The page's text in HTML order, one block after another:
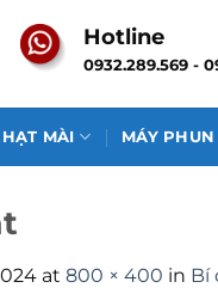
Hotline
0932.289.569 -
HẠT MÀI MÁY
at 800 × 400 in Bí